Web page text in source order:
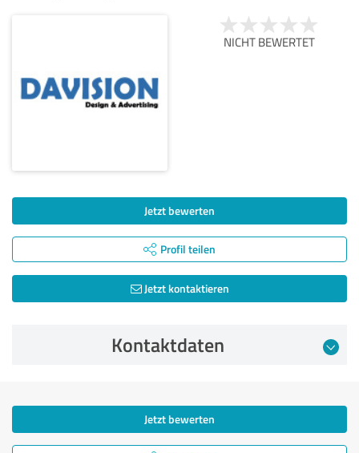
NICHT BEWERTET
Jetzt bewerten
Profil teilen
Jetzt kontaktieren
Kontaktdaten
Jetzt bewerten